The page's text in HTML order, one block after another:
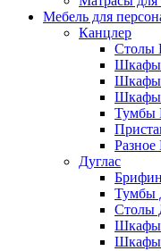
Мебель для
Канцлер
Столы
Шкафы
Шкафы
Шкафы
Тумбы
Дуглас
Тумбы
Столы
Шкафы
Шкафы